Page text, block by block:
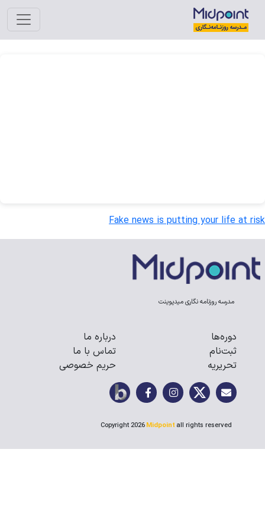
Fake news is putting your life at
مدرسه روزنامه نگاری میدپوینت
دوره‌ها
ثبت‌نام
تحریریه
درباره ما
تماس با ما
حریم خصوصی
Copyright 2026Midpointall rights reserved